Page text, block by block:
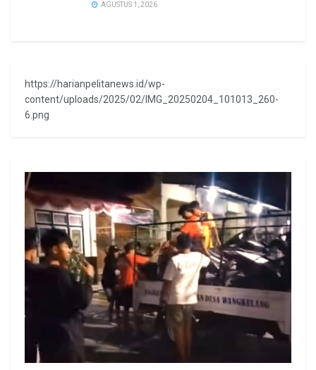
AGUSTUS 1, 2026
https://harianpelitanews.id/wp-
content/uploads/2025/02/IMG_20250204_101013_260-
6.png